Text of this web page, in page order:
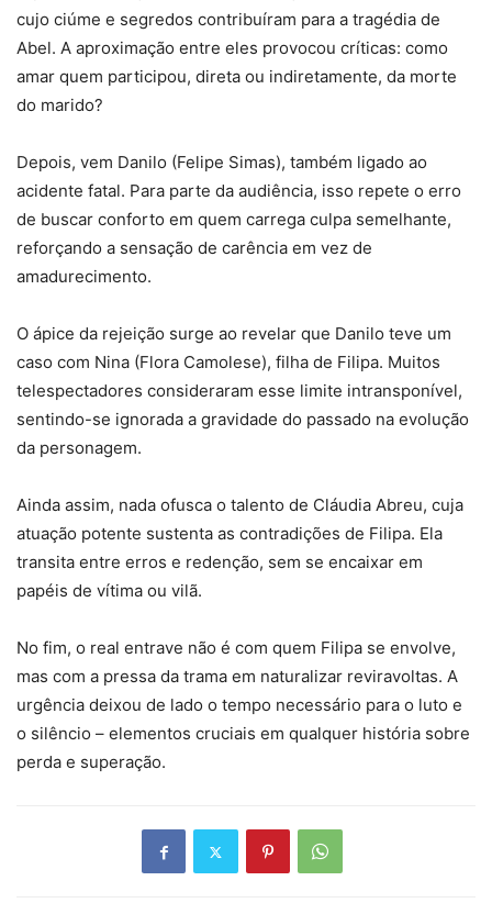
cujo ciúme e segredos contribuíram para a tragédia de
Abel. A aproximação entre eles provocou críticas: como
amar quem participou, direta ou indiretamente, da morte
do marido?
Depois, vem Danilo (Felipe Simas), também ligado ao
acidente fatal. Para parte da audiência, isso repete o erro
de buscar conforto em quem carrega culpa semelhante,
reforçando a sensação de carência em vez de
amadurecimento.
O ápice da rejeição surge ao revelar que Danilo teve um
caso com Nina (Flora Camolese), filha de Filipa. Muitos
telespectadores consideraram esse limite intransponível,
sentindo-se ignorada a gravidade do passado na evolução
da personagem.
Ainda assim, nada ofusca o talento de Cláudia Abreu, cuja
atuação potente sustenta as contradições de Filipa. Ela
transita entre erros e redenção, sem se encaixar em
papéis de vítima ou vilã.
No fim, o real entrave não é com quem Filipa se envolve,
mas com a pressa da trama em naturalizar reviravoltas. A
urgência deixou de lado o tempo necessário para o luto e
o silêncio – elementos cruciais em qualquer história sobre
perda e superação.